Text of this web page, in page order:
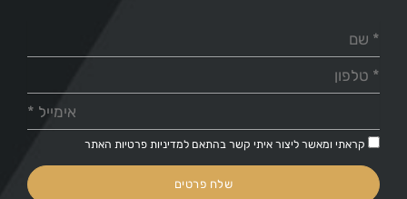
קראתי ומאשר ליצור איתי קשר בהתאם למדיניות פרטיות האתר
שלח פרטים